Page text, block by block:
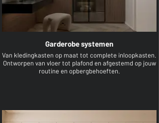
Garderobe systemen
Van kledingkasten op maat tot complete inloopkasten.
Ontworpen van vloer tot plafond en afgestemd op jouw
routine en opbergbehoeften.